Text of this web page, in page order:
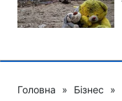
Головна » Бізнес »